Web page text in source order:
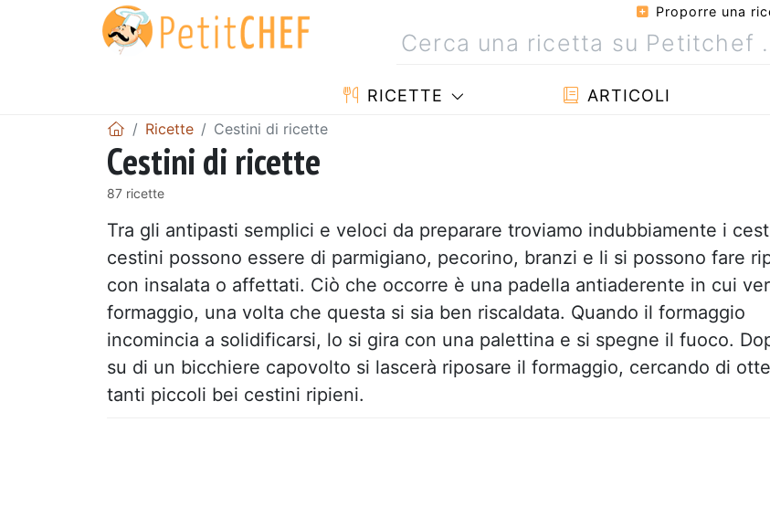
Proporre una
RICETTE ARTICOLI
Ricette Cestini di ricette
Cestini di ricette
87 ricette
Tra gli antipasti semplici e veloci da preparare troviamo indubbiamente i
cestini possono essere di parmigiano, pecorino, branzi e li si possono fare
con insalata o affettati. Ciò che occorre è una padella antiaderente in cui
formaggio, una volta che questa si sia ben riscaldata. Quando il formaggio
incomincia a solidificarsi, lo si gira con una palettina e si spegne il fuoco.
su di un bicchiere capovolto si lascerà riposare il formaggio, cercando di
tanti piccoli bei cestini ripieni.